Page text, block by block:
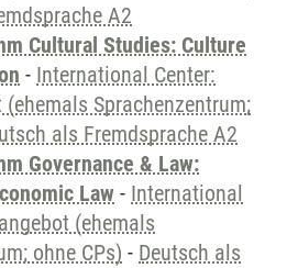
A2
Cultural Studies: Culture
- International Center:
(ehemals Sprachenzentrum;
als Fremdsprache A2
Governance & Law:
Law - International
(ehemals
ohne CPs) - Deutsch als